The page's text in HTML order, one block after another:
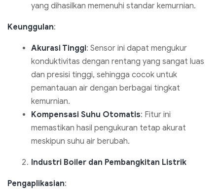
yang dihasilkan memenuhi standar kemurnian.
Keunggulan:
Akurasi Tinggi: Sensor ini dapat mengukur
konduktivitas dengan rentang yang sangat luas
dan presisi tinggi, sehingga cocok untuk
pemantauan air dengan berbagai tingkat
kemurnian.
Kompensasi Suhu Otomatis: Fitur ini
memastikan hasil pengukuran tetap akurat
meskipun suhu air berubah.
Industri Boiler dan Pembangkitan Listrik
Pengaplikasian: